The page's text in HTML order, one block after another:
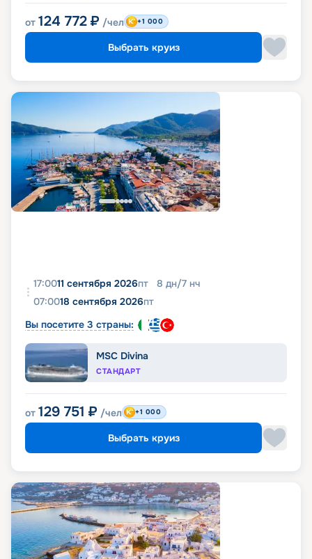
от 124 772 ₽ /чел +1 000
Выбрать круиз
17:0011 сентября 2026пт 8 дн/7 нч
07:0018 сентября 2026пт
Вы посетите 3 страны:
MSC Divina
СТАНДАРТ
от 129 751 ₽ /чел +1 000
Выбрать круиз